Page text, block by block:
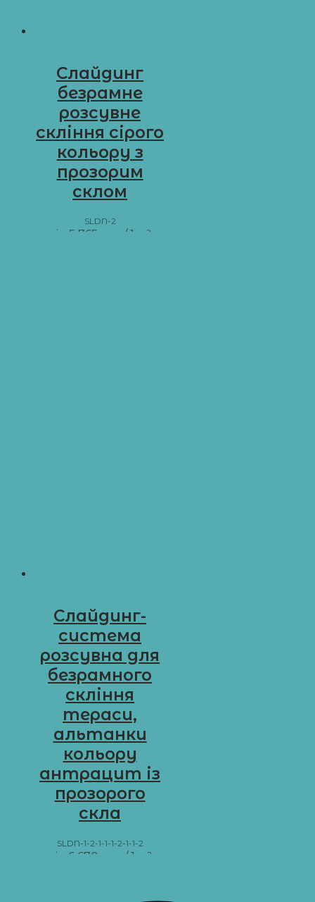
Слайдинг
безрамне
розсувне
скління сірого
кольору з
прозорим
склом
SLDN-2
від 5 765
/ 1 м²
Слайдинг-
система
розсувна для
безрамного
скління
тераси,
альтанки
кольору
антрацит із
прозорого
скла
SLDN-1-2-1-1-1-2-1-1-2
від 6 670
/ 1 м²